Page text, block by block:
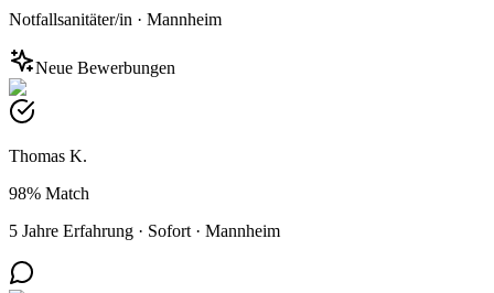
Notfallsanitäter/in · Mannheim
Neue Bewerbungen
Thomas K.
98% Match
5 Jahre Erfahrung · Sofort · Mannheim